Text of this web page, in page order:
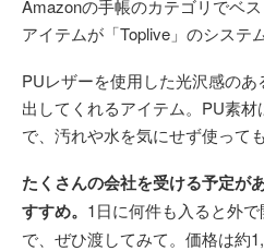
Amazonの手帳のカテゴリでベ
アイテムが「Toplive」のシステ
PUレザーを使用した光沢感の
出してくれるアイテム。PU素
で、汚れや水を気にせず使って
たくさんの会社を受ける予定が
すすめ。 1日に何件も入ると外
で、ぜひ渡してみて。価格は約